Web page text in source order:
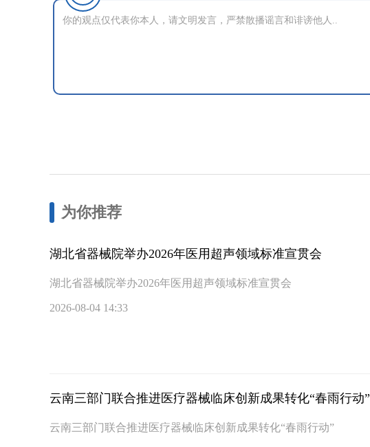
为你推荐
湖北省器械院举办2026年医用超声领域标准宣贯会
湖北省器械院举办2026年医用超声领域标准宣贯会
2026-08-04 14:33
云南三部门联合推进医疗器械临床创新成果转化“春雨行动”
云南三部门联合推进医疗器械临床创新成果转化“春雨行动”